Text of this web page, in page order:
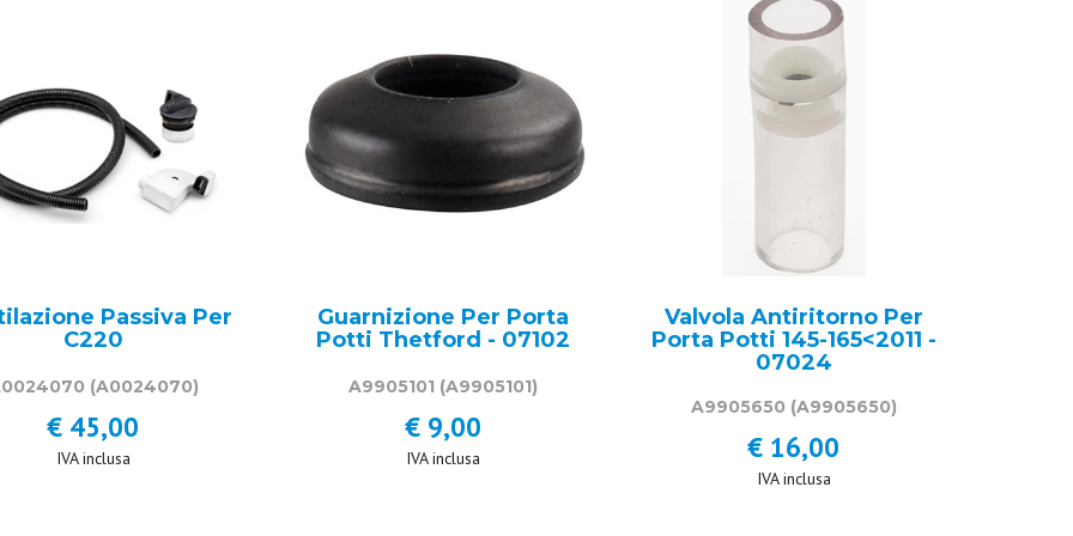
Passiva Per
C220
(A0024070)
€ 45,00
IVA inclusa
Guarnizione Per Porta
Potti Thetford - 07102
A9905101 (A9905101)
€ 9,00
IVA inclusa
Valvola Antiritorno Per
Porta Potti 145-165<2011 -
07024
A9905650 (A9905650)
€ 16,00
IVA inclusa